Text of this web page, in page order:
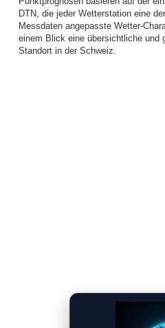
DTN, die jeder Wetterstation eine
Messdaten angepasste Wetter-
einem Blick eine übersichtliche und
Standort in der Schweiz.